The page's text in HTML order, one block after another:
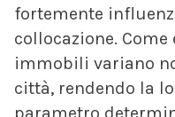
fortemente
collocazione.
immobili variano
città, rendendo la
parametro